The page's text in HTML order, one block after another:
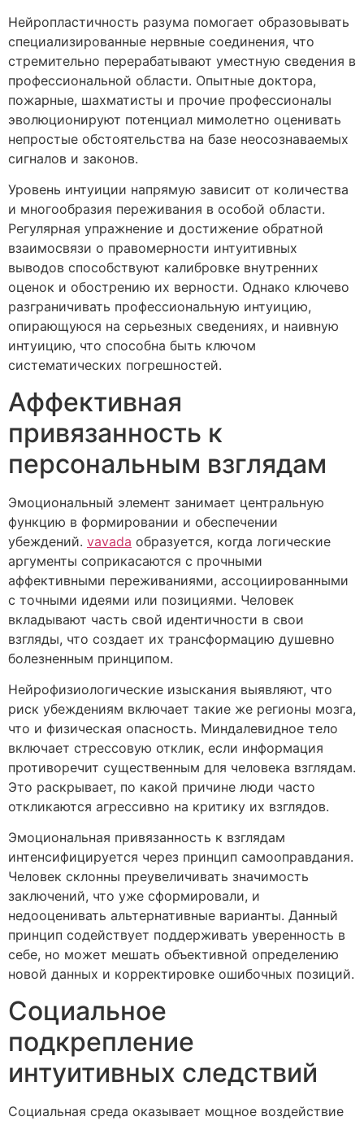
Нейропластичность разума помогает образовывать
специализированные нервные соединения, что
стремительно перерабатывают уместную сведения в
профессиональной области. Опытные доктора,
пожарные, шахматисты и прочие профессионалы
эволюционируют потенциал мимолетно оценивать
непростые обстоятельства на базе неосознаваемых
сигналов и законов.
Уровень интуиции напрямую зависит от количества
и многообразия переживания в особой области.
Регулярная упражнение и достижение обратной
взаимосвязи о правомерности интуитивных
выводов способствуют калибровке внутренних
оценок и обострению их верности. Однако ключево
разграничивать профессиональную интуицию,
опирающуюся на серьезных сведениях, и наивную
интуицию, что способна быть ключом
систематических погрешностей.
Аффективная
привязанность к
персональным взглядам
Эмоциональный элемент занимает центральную
функцию в формировании и обеспечении
убеждений. vavada образуется, когда логические
аргументы соприкасаются с прочными
аффективными переживаниями, ассоциированными
с точными идеями или позициями. Человек
вкладывают часть свой идентичности в свои
взгляды, что создает их трансформацию душевно
болезненным принципом.
Нейрофизиологические изыскания выявляют, что
риск убеждениям включает такие же регионы мозга,
что и физическая опасность. Миндалевидное тело
включает стрессовую отклик, если информация
противоречит существенным для человека взглядам.
Это раскрывает, по какой причине люди часто
откликаются агрессивно на критику их взглядов.
Эмоциональная привязанность к взглядам
интенсифицируется через принцип самооправдания.
Человек склонны преувеличивать значимость
заключений, что уже сформировали, и
недооценивать альтернативные варианты. Данный
принцип содействует поддерживать уверенность в
себе, но может мешать объективной определению
новой данных и корректировке ошибочных позиций.
Социальное
подкрепление
интуитивных следствий
Социальная среда оказывает мощное воздействие